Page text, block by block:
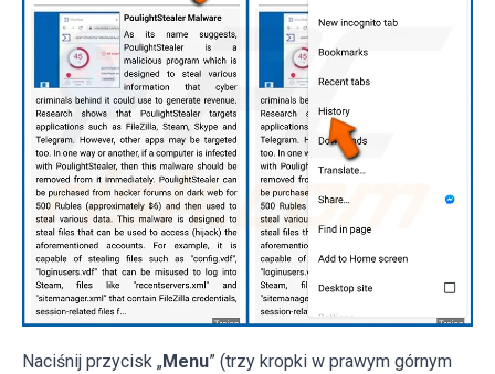
Naciśnij przycisk „Menu” (trzy kropki w prawym górnym